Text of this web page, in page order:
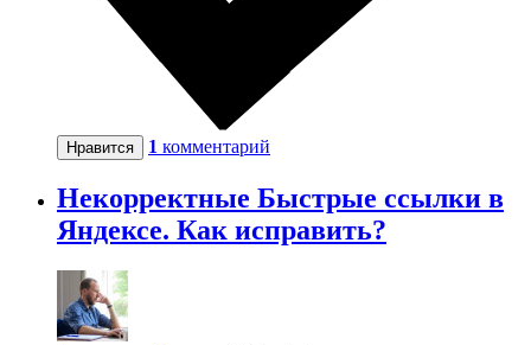
Нравится 1 комментарий
Некорректные Быстрые ссылки в
Яндексе. Как исправить?